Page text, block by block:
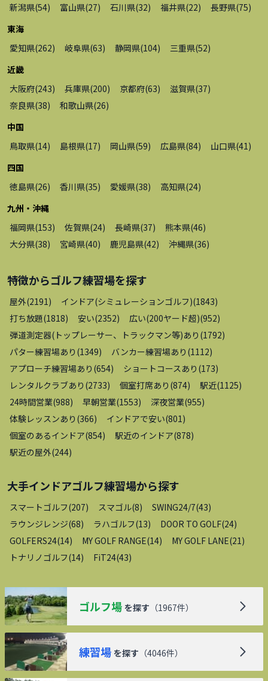
新潟県(54) 富山県(27) 石川県(32) 福井県(22) 長野県(75)
東海
愛知県(262) 岐阜県(63) 静岡県(104) 三重県(52)
近畿
大阪府(243) 兵庫県(200) 京都府(63) 滋賀県(37)
奈良県(38) 和歌山県(26)
中国
鳥取県(14) 島根県(17) 岡山県(59) 広島県(84) 山口県(41 )
四国
徳島県(26) 香川県(35) 愛媛県(38) 高知県(24)
九州・沖縄
福岡県(153) 佐賀県(24) 長崎県(37) 熊本県(46)
大分県(38) 宮崎県(40) 鹿児島県(42) 沖縄県(36)
特徴からゴルフ練習場を探す
屋外(2191 ) インドア(シミュレーションゴルフ)(1843)
打ち放題(1818) 安い(2352) 広い(200ヤード超)(952)
弾道測定器(トップレーサー、トラックマン等)あり (1792)
パター練習場あり (1349) バンカー練習場あり (1112)
アプローチ練習場あり (654) ショートコースあり (173)
レンタルクラブあり (2733) 個室打席あり (874) 駅近(1125)
24時間営業(988) 早朝営業(1553) 深夜営業(955)
体験レッスンあり (366) インドアで安い(801 )
個室のあるインドア(854) 駅近のインドア(878)
駅近の屋外(244)
大手インドアゴルフ練習場から探す
スマートゴルフ(207) スマゴル(8) SWING24/7(43)
ラウンジレンジ(68) ラハゴルフ(13) DOOR TO GOLF(24)
GOLFERS24(14) MY GOLF RANGE(14) MY GOLF LANE(21 )
トナリノゴルフ(14) FiT24(43)
ゴルフ場 を探す （1967件）
練習場 を探す （4046件）